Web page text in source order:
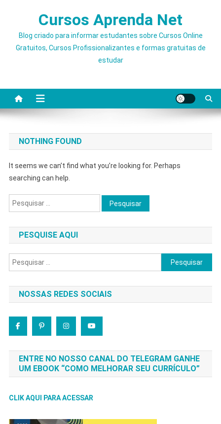
Cursos Aprenda Net
Blog criado para informar estudantes sobre Cursos Online
Gratuitos, Cursos Profissionalizantes e formas gratuitas de
estudar
NOTHING FOUND
It seems we can’t find what you’re looking for. Perhaps
searching can help.
Pesquisar
por:
PESQUISE AQUI
Pesquisar
por:
NOSSAS REDES SOCIAIS
ENTRE NO NOSSO CANAL DO TELEGRAM GANHE
UM EBOOK “COMO MELHORAR SEU CURRÍCULO”
CLIK AQUI PARA ACESSAR